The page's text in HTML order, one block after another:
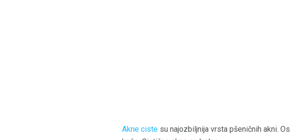
Akne ciste su najozbiljnija vrsta pšeničnih akni.